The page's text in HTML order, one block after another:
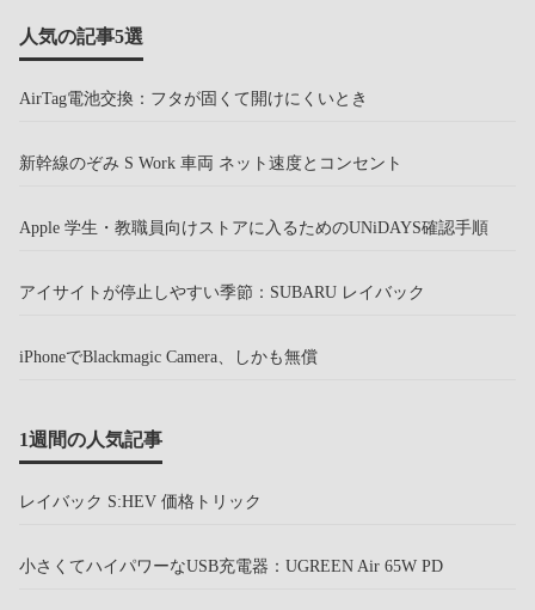
人気の記事5選
AirTag電池交換：フタが固くて開けにくいとき
新幹線のぞみ S Work 車両 ネット速度とコンセント
Apple 学生・教職員向けストアに入るためのUNiDAYS確認手順
アイサイトが停止しやすい季節：SUBARU レイバック
iPhoneでBlackmagic Camera、しかも無償
1週間の人気記事
レイバック S:HEV 価格トリック
小さくてハイパワーなUSB充電器：UGREEN Air 65W PD